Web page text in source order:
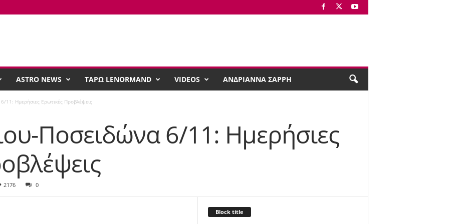
ASTRO NEWS ΤΑΡΩ LENORMAND VIDEOS ΑΝΔΡΙΑΝΝΑ ΣΑΡΡΗ
11: Ημερήσιες Ερωτικές Προβλέψεις
Ποσειδώνα 6/11: Ημερήσιες
2176 0
Block title